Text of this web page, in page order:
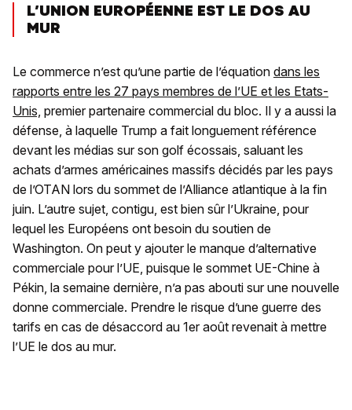
L’UNION EUROPÉENNE EST LE DOS AU
MUR
Le commerce n’est qu’une partie de l’équation dans les
rapports entre les 27 pays membres de l’UE et les Etats-
Unis, premier partenaire commercial du bloc. Il y a aussi la
défense, à laquelle Trump a fait longuement référence
devant les médias sur son golf écossais, saluant les
achats d’armes américaines massifs décidés par les pays
de l’OTAN lors du sommet de l’Alliance atlantique à la fin
juin. L’autre sujet, contigu, est bien sûr l’Ukraine, pour
lequel les Européens ont besoin du soutien de
Washington. On peut y ajouter le manque d’alternative
commerciale pour l’UE, puisque le sommet UE-Chine à
Pékin, la semaine dernière, n’a pas abouti sur une nouvelle
donne commerciale. Prendre le risque d’une guerre des
tarifs en cas de désaccord au 1er août revenait à mettre
l’UE le dos au mur.